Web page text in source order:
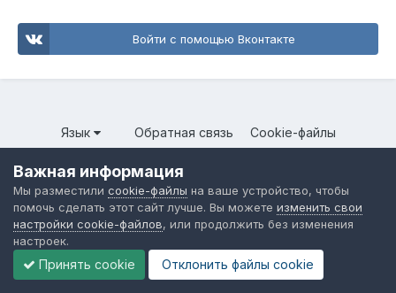
Войти с помощью Вконтакте
Язык Обратная связь Cookie-файлы
Powered by Invision Community
Важная информация
Мы разместили cookie-файлы на ваше устройство, чтобы
помочь сделать этот сайт лучше. Вы можете изменить свои
настройки cookie-файлов, или продолжить без изменения
настроек.
Принять cookie Отклонить файлы сookie